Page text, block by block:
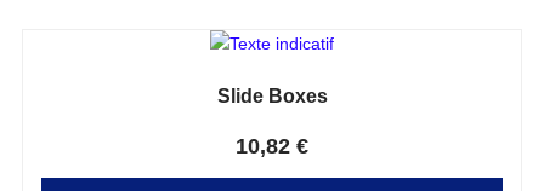
Slide Boxes
10,82 €